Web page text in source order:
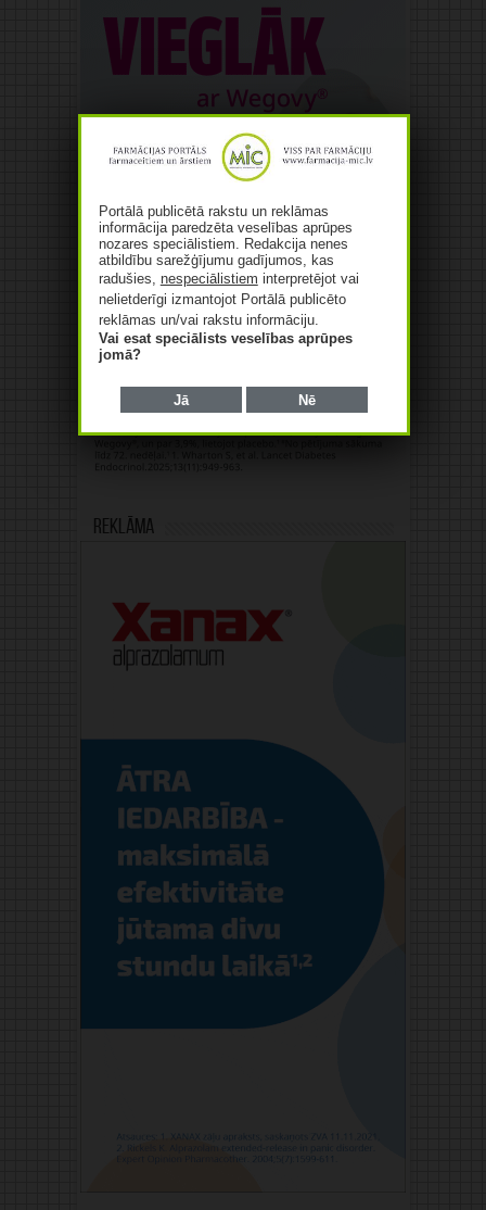
Reklāma
Portālā publicētā rakstu un reklāmas
informācija paredzēta veselības aprūpes
nozares speciālistiem. Redakcija nenes
atbildību sarežģījumu gadījumos, kas
radušies, nespeciālistiem interpretējot vai
nelietderīgi izmantojot Portālā publicēto
reklāmas un/vai rakstu informāciju.
Vai esat speciālists veselības aprūpes
jomā?
Jā Nē